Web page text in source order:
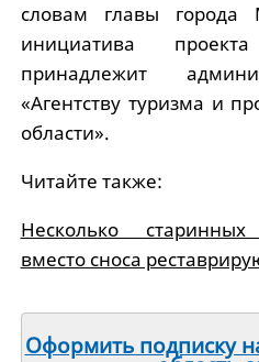
словам главы города
инициатива проекта
принадлежит
«Агентству туризма и
области».
Читайте также:
Несколько
вместо сноса
Оформить подписку